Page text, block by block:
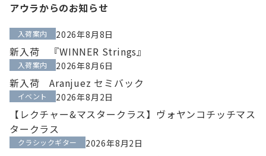
アウラからのお知らせ
2026年8月8日
入荷案内
新入荷 『WINNER Strings』
2026年8月6日
入荷案内
新入荷 Aranjuez セミバック
2026年8月2日
イベント
【レクチャー&マスタークラス】ヴォヤンコチッチマス
タークラス
2026年8月2日
クラシックギター